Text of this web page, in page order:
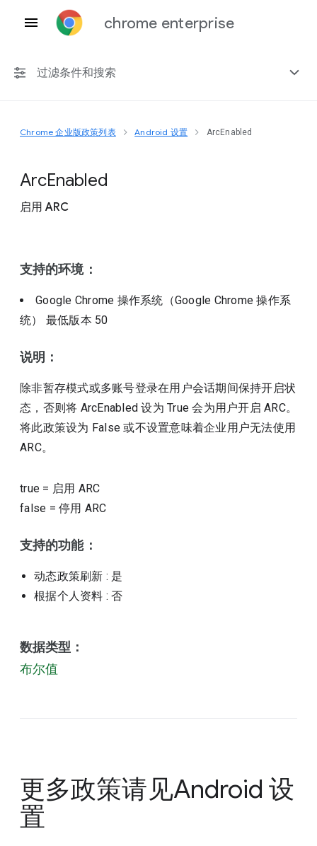
chrome enterprise
过滤条件和搜索
任何平台
Chrome 151
Chrome 企业版政策列表 Android 设置 ArcEnabled
ArcEnabled
启用 ARC
支持的环境：
Google Chrome 操作系统（Google Chrome 操作系
统） 最低版本 50
说明：
除非暂存模式或多账号登录在用户会话期间保持开启状
态，否则将 ArcEnabled 设为 True 会为用户开启 ARC。
将此政策设为 False 或不设置意味着企业用户无法使用
ARC。
true = 启用 ARC
false =停用 ARC
支持的功能：
动态政策刷新 : 是
根据个人资料 : 否
数据类型：
布尔值
更多政策请见Android 设
置